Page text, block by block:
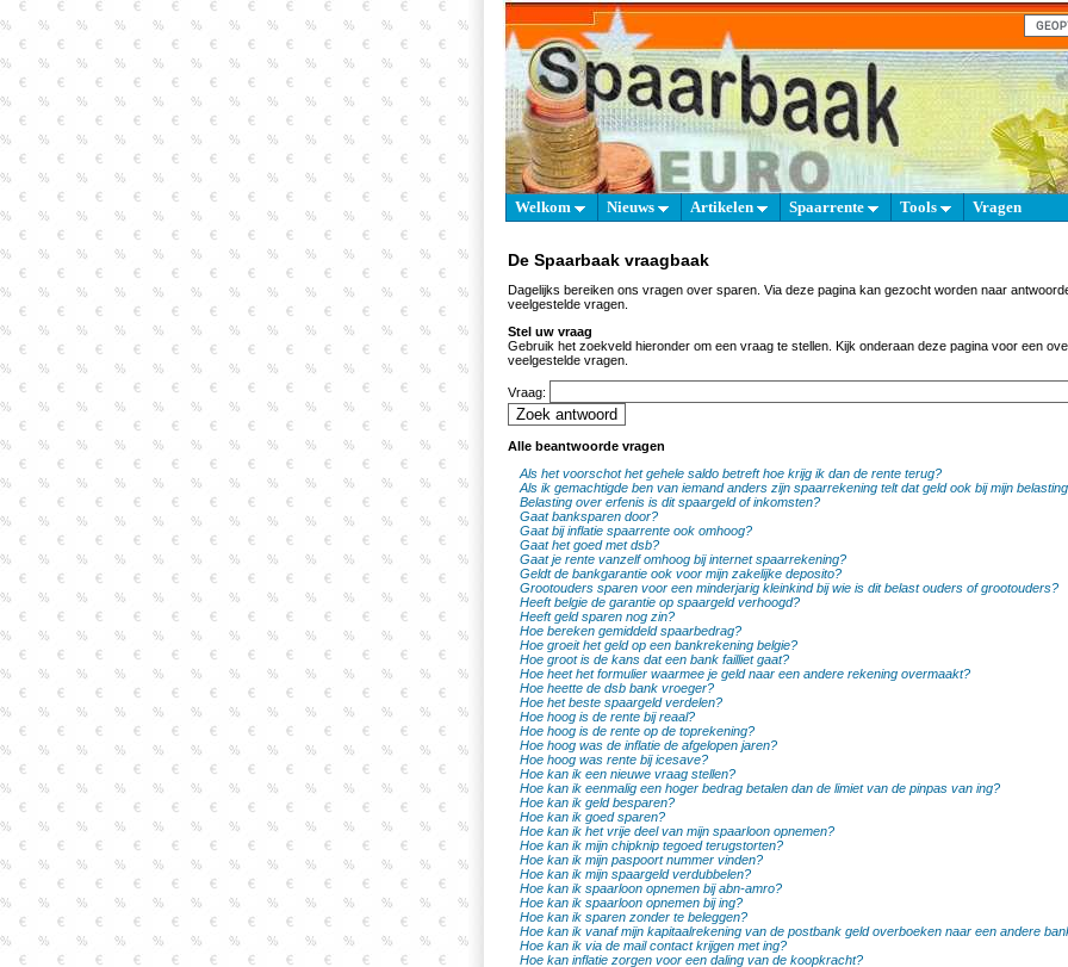
Welkom Nieuws Artikelen Spaarrente Tools Vragen
De Spaarbaak vraagbaak
Dagelijks bereiken ons vragen over sparen. Via deze pagina kan gezocht worden naar
veelgestelde vragen.
Stel uw vraag
Gebruik het zoekveld hieronder om een vraag te stellen. Kijk onderaan deze pagina voor een
veelgestelde vragen.
Vraag:
Alle beantwoorde vragen
Als het voorschot het gehele saldo betreft hoe krijg ik dan de rente terug?
Als ik gemachtigde ben van iemand anders zijn spaarrekening telt dat geld ook bij mijn
Belasting over erfenis is dit spaargeld of inkomsten?
Gaat banksparen door?
Gaat bij inflatie spaarrente ook omhoog?
Gaat het goed met dsb?
Gaat je rente vanzelf omhoog bij internet spaarrekening?
Geldt de bankgarantie ook voor mijn zakelijke deposito?
Grootouders sparen voor een minderjarig kleinkind bij wie is dit belast ouders of grootouders?
Heeft belgie de garantie op spaargeld verhoogd?
Heeft geld sparen nog zin?
Hoe bereken gemiddeld spaarbedrag?
Hoe groeit het geld op een bankrekening belgie?
Hoe groot is de kans dat een bank failliet gaat?
Hoe heet het formulier waarmee je geld naar een andere rekening overmaakt?
Hoe heette de dsb bank vroeger?
Hoe het beste spaargeld verdelen?
Hoe hoog is de rente bij reaal?
Hoe hoog is de rente op de toprekening?
Hoe hoog was de inflatie de afgelopen jaren?
Hoe hoog was rente bij icesave?
Hoe kan ik een nieuwe vraag stellen?
Hoe kan ik eenmalig een hoger bedrag betalen dan de limiet van de pinpas van ing?
Hoe kan ik geld besparen?
Hoe kan ik goed sparen?
Hoe kan ik het vrije deel van mijn spaarloon opnemen?
Hoe kan ik mijn chipknip tegoed terugstorten?
Hoe kan ik mijn paspoort nummer vinden?
Hoe kan ik mijn spaargeld verdubbelen?
Hoe kan ik spaarloon opnemen bij abn-amro?
Hoe kan ik spaarloon opnemen bij ing?
Hoe kan ik sparen zonder te beleggen?
Hoe kan ik vanaf mijn kapitaalrekening van de postbank geld overboeken naar een andere
Hoe kan ik via de mail contact krijgen met ing?
Hoe kan inflatie zorgen voor een daling van de koopkracht?